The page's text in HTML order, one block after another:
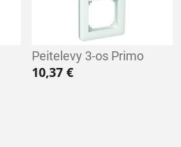
Peitelevy 3-os Primo
10,37€